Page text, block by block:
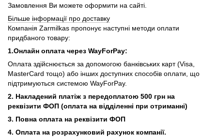
Замовлення Ви можете оформити на сайті.
Більше інформації про доставку
Компанія Zarmilkas пропонує наступні методи оплати
придбаного товару:
1.Онлайн оплата через WayForPay:
Оплата здійснюється за допомогою банківських карт (Visa,
MasterCard тощо) або інших доступних способів оплати, що
підтримуються системою WayForPay.
2. Накладений платіж з передоплатою 500 грн на
реквізити ФОП (оплата на відділенні при отриманні)
3. Повна оплата на реквізити ФОП
4. Оплата на розрахунковий рахунок компанії.